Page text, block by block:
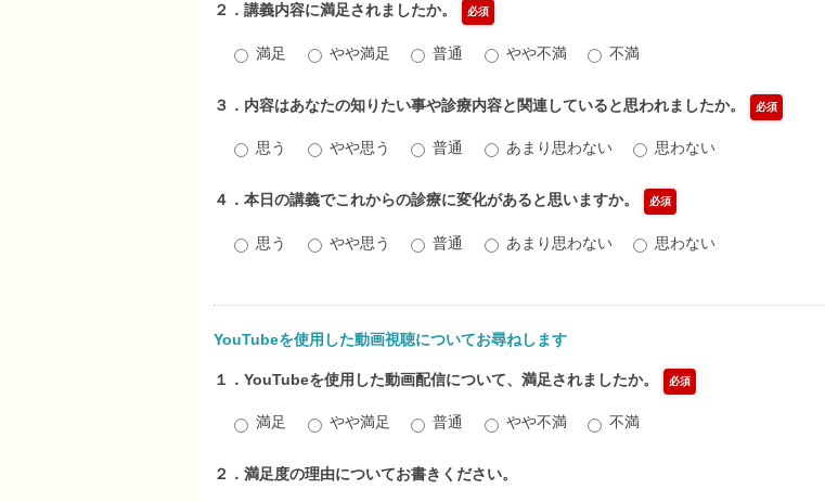
２．講義内容に満足されましたか。 必須
満足 やや満足 普通 やや不満 不満
３．内容はあなたの知りたい事や診療内容と関連していると思われましたか。 必須
思う やや思う 普通 あまり思わない 思わない
４．本日の講義でこれからの診療に変化があると思いますか。 必須
思う やや思う 普通 あまり思わない 思わない
YouTubeを使用した動画視聴についてお尋ねします
１．YouTubeを使用した動画配信について、満足されましたか。 必須
満足 やや満足 普通 やや不満 不満
２．満足度の理由についてお書きください。